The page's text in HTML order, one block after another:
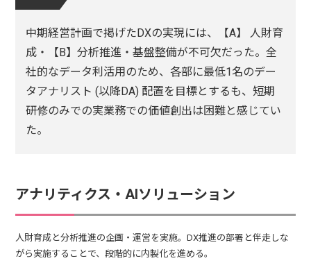
中期経営計画で掲げたDXの実現には、【A】 人財育
成・【B】分析推進・基盤整備が不可欠だった。全
社的なデータ利活用のため、各部に最低1名のデー
タアナリスト (以降DA) 配置を目標とするも、短期
研修のみでの実業務での価値創出は困難と感じてい
た。
アナリティクス・AIソリューション
人財育成と分析推進の企画・運営を実施。DX推進の部署と伴走しな
がら実施することで、段階的に内製化を進める。